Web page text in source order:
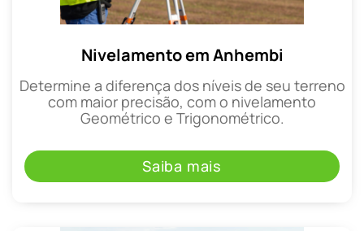
Nivelamento em Anhembi
Determine a diferença dos níveis de seu terreno
com maior precisão, com o nivelamento
Geométrico e Trigonométrico.
Saiba mais